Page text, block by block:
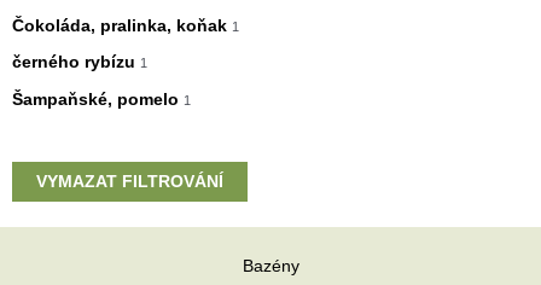
Čokoláda, pralinka, koňak 1
černého rybízu 1
Šampaňské, pomelo 1
VYMAZAT FILTROVÁNÍ
Bazény